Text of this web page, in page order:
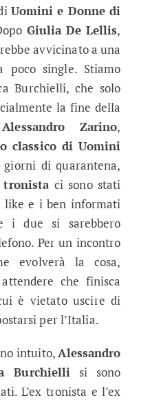
Uomini e Donne di
Giulia De Lellis,
avvicinato a una
poco single. Stiamo
Burchielli, che solo
la fine della
Alessandro Zarino,
classico di Uomini
di quarantena,
tronistaci sono stati
like e i ben informati
i due si sarebbero
Per un incontro
evolverà la cosa,
che finisca
è vietato uscire di
per l’Italia.
intuito,Alessandro
Burchielli si sono
L’ex tronista e l’ex